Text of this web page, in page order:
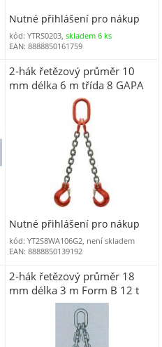
Nutné přihlášení pro nákup
kód: YTRS0203,skladem 6 ks
EAN: 8888850161759
2-hák řetězový průměr 10
mm délka 6 m třída 8 GAPA
Nutné přihlášení pro nákup
kód: YT2S8WA106G2, není skladem
EAN: 8888850139192
2-hák řetězový průměr 18
mm délka 3 m Form B 12 t